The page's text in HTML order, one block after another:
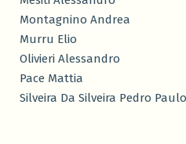
Montagnino Andrea
Murru Elio
Olivieri Alessandro
Pace Mattia
Silveira Da Silveira Pedro Paulo